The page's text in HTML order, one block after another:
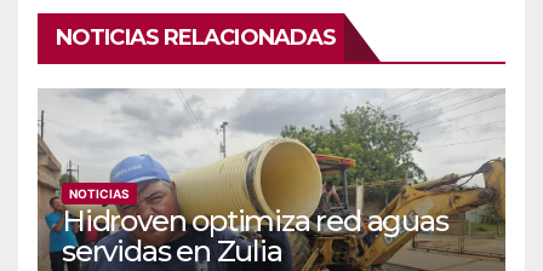
NOTICIAS RELACIONADAS
NOTICIAS
Hidroven optimiza red aguas
servidas en Zulia